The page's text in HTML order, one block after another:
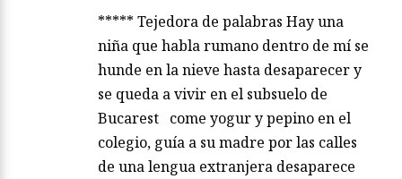
***** Tejedora de palabras Hay una
niña que habla rumano dentro de mí se
hunde en la nieve hasta desaparecer y
se queda a vivir en el subsuelo de
Bucarest come yogur y pepino en el
colegio, guía a su madre por las calles
de una lengua extranjera desaparece